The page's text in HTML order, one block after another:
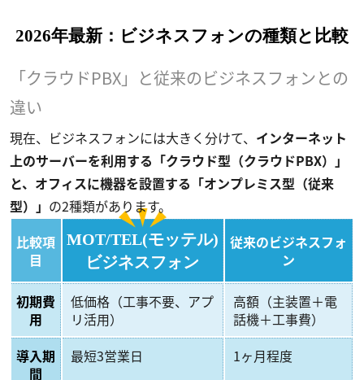
2026年最新：ビジネスフォンの種類と比較
「クラウドPBX」と従来のビジネスフォンとの
違い
現在、ビジネスフォンには大きく分けて、 インターネット
上のサーバーを利用する「クラウド型（クラウドPBX）」
と、オフィスに機器を設置する「オンプレミス型（従来
型）」 の2種類があります。
比較項
目
MOT/TEL(モッテル)
ビジネスフォン
従来のビジネスフォ
ン
初期費
用
低価格（工事不要、アプ
リ活用）
高額（主装置＋電
話機＋工事費）
導入期
間
最短3営業日 1ヶ月程度